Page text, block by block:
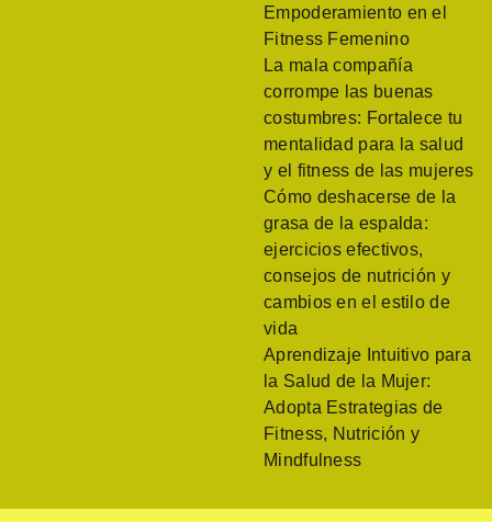
Empoderamiento en el
Fitness Femenino
La mala compañía
corrompe las buenas
costumbres: Fortalece tu
mentalidad para la salud
y el fitness de las mujeres
Cómo deshacerse de la
grasa de la espalda:
ejercicios efectivos,
consejos de nutrición y
cambios en el estilo de
vida
Aprendizaje Intuitivo para
la Salud de la Mujer:
Adopta Estrategias de
Fitness, Nutrición y
Mindfulness